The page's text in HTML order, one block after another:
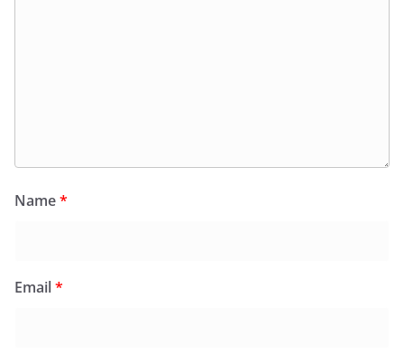
Name*
Email*